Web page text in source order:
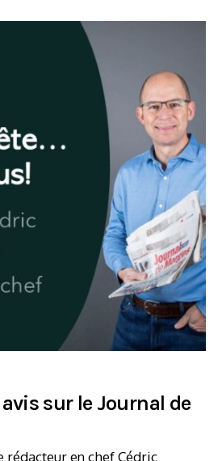
sur le Journal de
rédacteur en chef Cédric